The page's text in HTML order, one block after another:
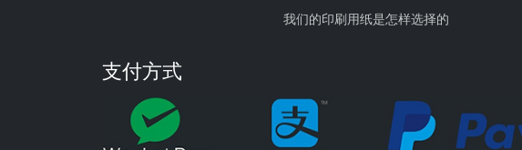
我们的印刷用纸是怎样选择的
支付方式